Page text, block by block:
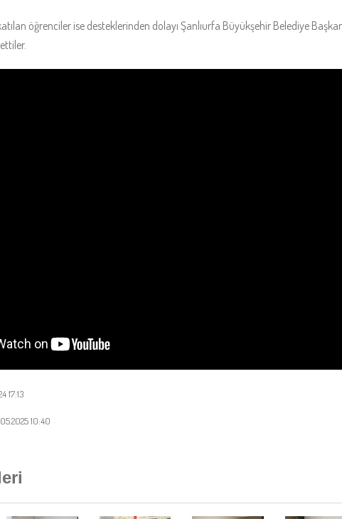
öğrenciler ise desteklerinden dolayı Şanlıurfa Büyükşehir Belediye
17:13
10:40